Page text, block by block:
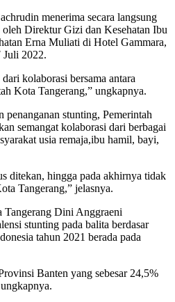
menerima secara langsung
oleh Direktur Gizi dan Kesehatan Ibu
Erna Muliati di Hotel Gammara,
Juli 2022.
kolaborasi bersama antara
Kota Tangerang,” ungkapnya.
penanganan stunting, Pemerintah
semangat kolaborasi dari berbagai
usia remaja,ibu hamil, bayi,
ditekan, hingga pada akhirnya tidak
Tangerang,” jelasnya.
Tangerang Dini Anggraeni
stunting pada balita berdasar
tahun 2021 berada pada
Banten yang sebesar 24,5%